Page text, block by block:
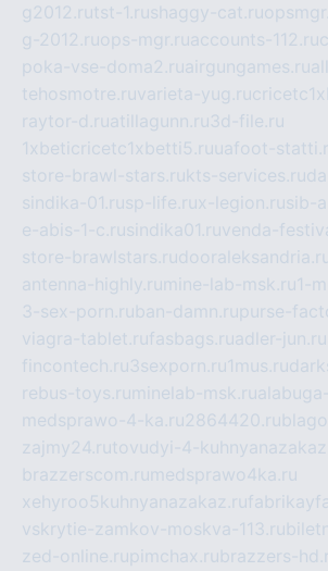
g2012.rutst-1.rushaggy-cat.ru
g-2012.ruops-mgr.ruaccounts-112.ru
poka-vse-doma2.ruairgungames.ru
tehosmotre.ruvarieta-yug.ru
raytor-d.ruatillagunn.ru3d-file.ru
1xbeticricetc1xbetti5.ruuafoot-
store-brawl-stars.rukts-services.ru
sindika-01.rusp-life.rux-legion.rusib-
e-abis-1-c.rusindika01.ruvenda-
store-brawlstars.ru
antenna-highly.ru mine-lab-msk.ru1-
3-sex-porn.ruban-damn.rupurse-
viagra-tablet.rufasbags.ruadler-jun.ru
fincontech.ru3sexporn.ru1mus.ru
rebus-toys.ru minelab-msk.ru
medsprawo-4-ka.ru2864420.ru
zajmy24.rutovudyi-4-
brazzerscom.ru medsprawo4ka.ru
xehyroo5kuhnyanazakaz.ru
vskrytie-zamkov-moskva-113.ru
zed-online.rupimchax.rubrazzers-